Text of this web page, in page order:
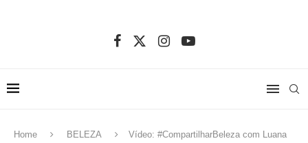
Home BELEZA
Vídeo: #CompartilharBeleza com Luana